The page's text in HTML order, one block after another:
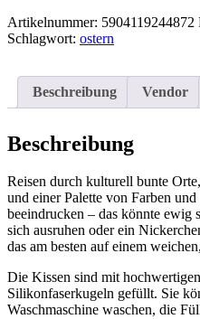
Artikelnummer: 5904119244872
Schlagwort: ostern
Beschreibung Vendor
Beschreibung
Reisen durch kulturell bunte
und einer Palette von Farben
beeindrucken – das könnte ewig
sich ausruhen oder ein
das am besten auf einem
Die Kissen sind mit
Silikonfaserkugeln gefüllt. Sie
Waschmaschine waschen, die